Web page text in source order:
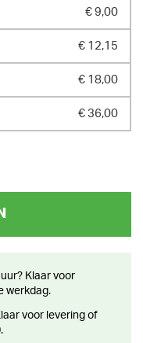
€ 9,00
€ 12,15
€ 18,00
€ 36,00
werkdag.